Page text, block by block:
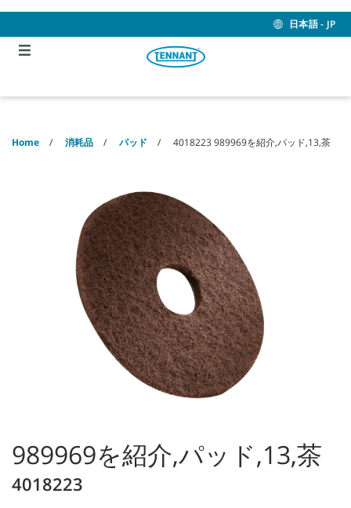
content
navigation
menu
日本語 - JP
Home 消耗品 パッド 4018223 989969を紹介,パッド,13,茶
989969を紹介,パッド,13,茶
4018223